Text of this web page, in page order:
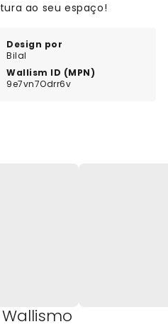
Design por
Bilal
Wallism ID (MPN)
9e7vn7Odrr6v
ao seu espaço!